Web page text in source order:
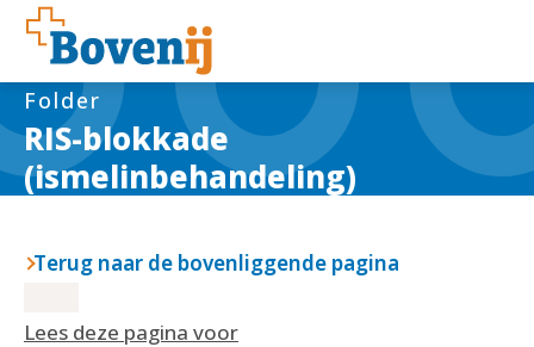
RIS-blokkade
(ismelinbehandeling)
Folder
Terug naar de bovenliggende pagina
Lees deze pagina voor